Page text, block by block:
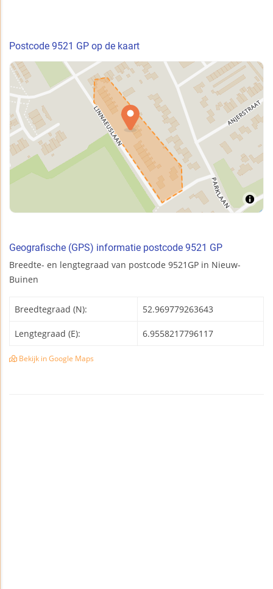
Postcode 9521 GP op de kaart
Geografische (GPS) informatie postcode 9521 GP
Breedte- en lengtegraad van postcode 9521GP in Nieuw-
Buinen
Breedtegraad (N): 52.969779263643
Lengtegraad (E): 6.9558217796117
Bekijk in Google Maps